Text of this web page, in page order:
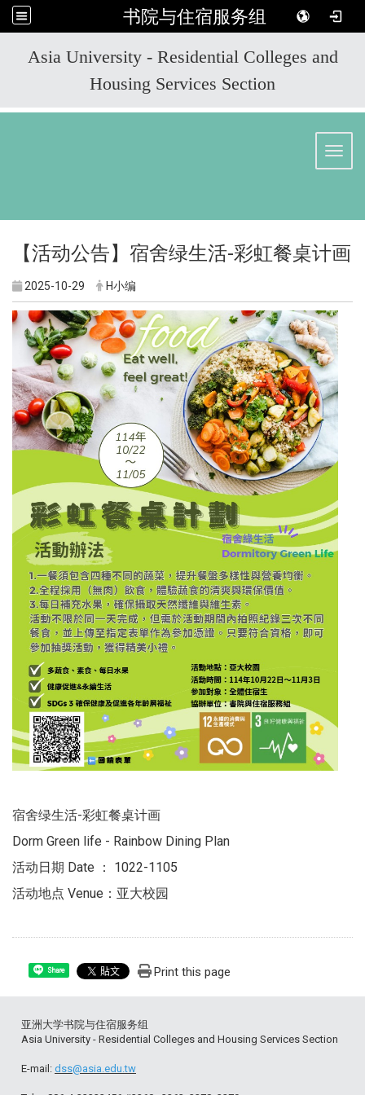
书院与住宿服务组
Asia University - Residential Colleges and
Housing Services Section
【活动公告】宿舍绿生活-彩虹餐桌计画
2025-10-29 H小编
宿舍绿生活-彩虹餐桌计画
Dorm Green life - Rainbow Dining Plan
活动日期 Date ： 1022-1105
活动地点 Venue：亚大校园
Share Print this page
亚洲大学书院与住宿服务组
Asia University - Residential Colleges and Housing Services Section
E-mail: dss@asia.edu.tw